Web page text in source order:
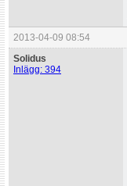
2013-04-09 08:54
Solidus
Inlägg: 394